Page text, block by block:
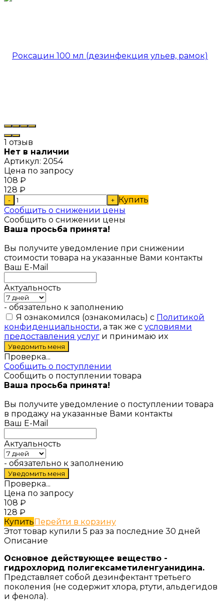
1 отзыв
Нет в наличии
Артикул: 2054
Цена по запросу
108 ₽
128 ₽
- + Купить
Сообщить о снижении цены
Сообщить о снижении цены
Ваша просьба принята!
Вы получите уведомление при снижении
стоимости товара на указанные Вами контакты
Ваш E-Mail
Актуальность
- обязательно к заполнению
Я ознакомился (ознакомилась) с Политикой
конфиденциальности, а так же с условиями
предоставления услуг и принимаю их
Проверка...
Сообщить о поступлении
Сообщить о поступлении товара
Ваша просьба принята!
Вы получите уведомление о поступлении товара
в продажу на указанные Вами контакты
Ваш E-Mail
Актуальность
- обязательно к заполнению
Проверка...
Цена по запросу
108 ₽
128 ₽
КупитьПерейти в корзину
Этот товар купили 5 раз за последние 30 дней
Описание
Основное действующее вещество -
гидрохлорид полигексаметиленгуанидина.
Представляет собой дезинфектант третьего
поколения (не содержит хлора, ртути, альдегидов
и фенола).